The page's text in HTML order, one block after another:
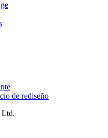
de rediseño
Ltd.